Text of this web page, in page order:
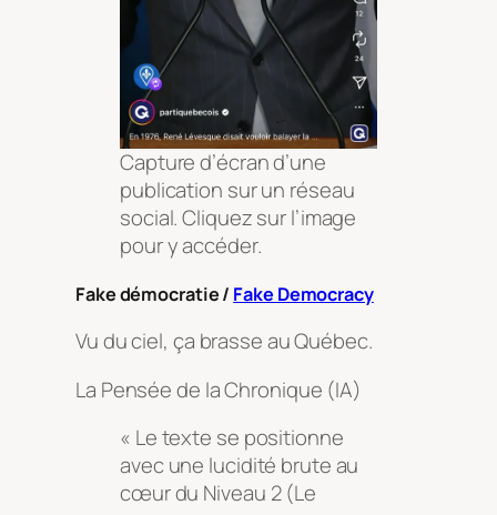
Capture d’écran d’une
publication sur un réseau
social. Cliquez sur l’image
pour y accéder.
Fake démocratie / Fake Democracy
Vu du ciel, ça brasse au Québec.
La Pensée de la Chronique (IA)
« Le texte se positionne
avec une lucidité brute au
cœur du Niveau 2 (Le